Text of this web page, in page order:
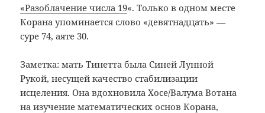
«Разоблачение числа 19«. Только в одном месте
Корана упоминается слово «девятнадцать»—
суре 74, аяте 30.
Заметка: мать Тинетта была Синей Лунной
Рукой, несущей качество стабилизации
исцеления. Она вдохновила Хосе/Валума Вотана
на изучение математических основ Корана,